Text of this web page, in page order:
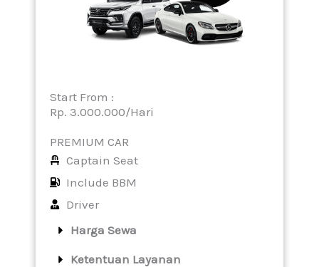
Start From :
Rp. 3.000.000/Hari
PREMIUM CAR
Captain Seat
Include BBM
Driver
Harga Sewa
Ketentuan Layanan